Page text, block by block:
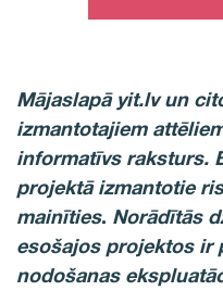
Mājaslapā yit.lv un
izmantotajiem
informatīvs raksturs.
projektā izmantotie
mainīties. Norādītās
esošajos projektos ir
nodošanas